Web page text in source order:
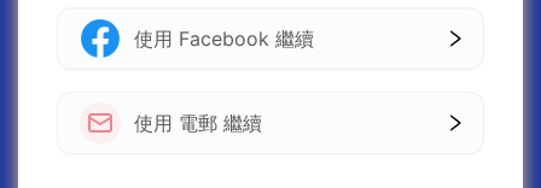
使用 Facebook 繼續
使用 電郵 繼續